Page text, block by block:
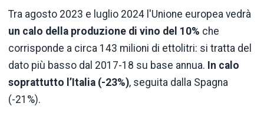
Tra agosto 2023 e luglio 2024 l'Unione europea vedrà
un calo della produzione di vino del 10% che
corrisponde a circa 143 milioni di ettolitri: si tratta del
dato più basso dal 2017-18 su base annua. In calo
soprattutto l’Italia (-23%), seguita dalla Spagna
(-21%).